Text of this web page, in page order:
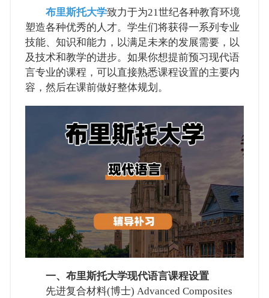
布里斯托大学致力于为21世纪各种教育环境
塑造各种优秀的人才。学生们将获得一系列专业
技能、知识和能力，以满足未来的发展需要，以
及技术和教学的进步。如果你想提前预习现代语
言专业的课程，可以直接熟悉课程设置的主要内
容，然后在课前做好整体规划。
一、布里斯托大学现代语言课程设置
先进复合材料(博士) Advanced Composites